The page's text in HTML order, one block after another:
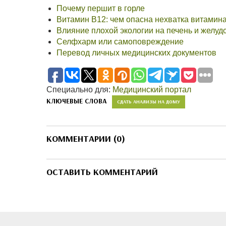
Почему першит в горле
Витамин В12: чем опасна нехватка
Влияние плохой экологии на печень и
Селфхарм или самоповреждение
Перевод личных медицинских документов
Специально для: Медицинский портал
КЛЮЧЕВЫЕ СЛОВА СДАТЬ АНАЛИЗЫ НА ДОМУ
КОММЕНТАРИИ (0)
ОСТАВИТЬ КОММЕНТАРИЙ